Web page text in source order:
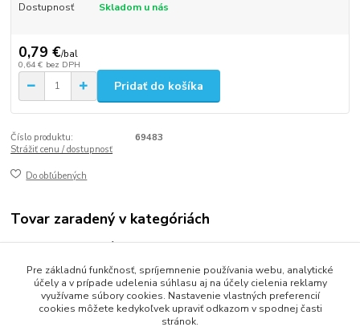
Dostupnosť Skladom u nás
0,79 €/bal
0,64 € bez DPH
Pridať do košíka
Číslo produktu:
69483
Strážiť cenu / dostupnosť
Do obľúbených
Tovar zaradený v kategóriách
Vrecia odpadové
Vrecia 10-35L
Pre základnú funkčnosť, spríjemnenie používania webu, analytické
účely a v prípade udelenia súhlasu aj na účely cielenia reklamy
využívame súbory cookies. Nastavenie vlastných preferencií
cookies môžete kedykoľvek upraviť odkazom v spodnej časti
stránok.